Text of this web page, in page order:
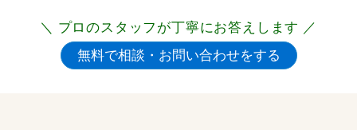
＼ プロのスタッフが丁寧にお答えします ／